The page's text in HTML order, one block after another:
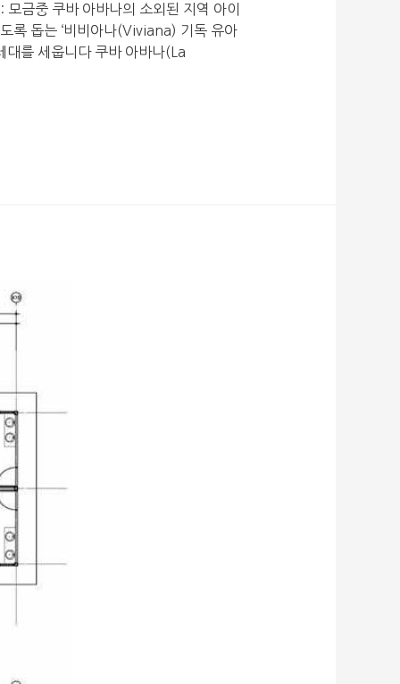
금중 쿠바 아바나의 소외된 지역 아이
록 돕는 ‘비비아나(Viviana) 기독 유아
대를 세웁니다 쿠바 아바나(La